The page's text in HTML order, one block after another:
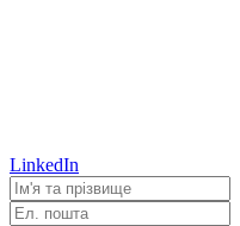
LinkedIn